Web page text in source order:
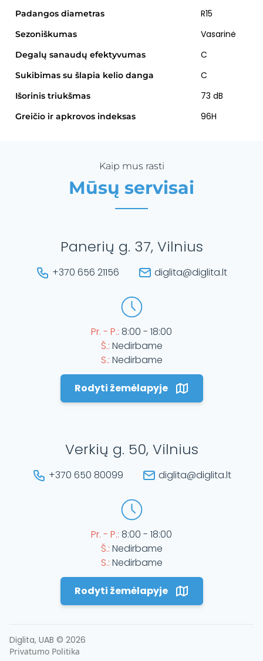
Padangos diametras R15
Sezoniškumas Vasarinė
Degalų sanaudų efektyvumas C
Sukibimas su šlapia kelio danga C
Išorinis triukšmas 73 dB
Greičio ir apkrovos indeksas 96H
Kaip mus rasti
Mūsų servisai
Panerių g. 37, Vilnius
+370 656 21156 diglita@diglita.lt
Pr. - P.: 8:00 - 18:00
Š.: Nedirbame
S.: Nedirbame
Rodyti žemėlapyje
Verkių g. 50, Vilnius
+370 650 80099 diglita@diglita.lt
Pr. - P.: 8:00 - 18:00
Š.: Nedirbame
S.: Nedirbame
Rodyti žemėlapyje
Diglita, UAB © 2026
Privatumo Politika